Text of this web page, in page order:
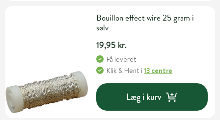
Bouillon effect wire 25 gram i
sølv
19,95 kr.
Få leveret
Klik & Hent i13 centre
Læg i kurv